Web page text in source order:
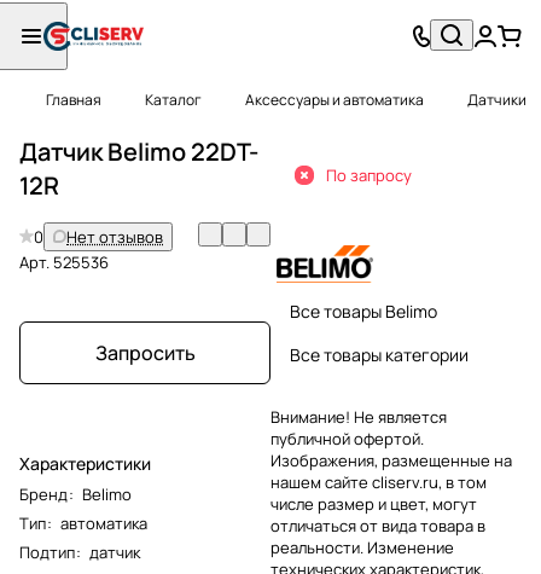
Главная Каталог Аксессуары и автоматика Датчики
Датчик Belimo 22DT-
12R
0
Нет отзывов
Арт. 525536
Запросить
Характеристики
Бренд: Belimo
Тип: автоматика
Подтип: датчик
По запросу
Все товары Belimo
Все товары категории
Внимание! Не является
публичной офертой.
Изображения, размещенные на
нашем сайте cliserv.ru, в том
числе размер и цвет, могут
отличаться от вида товара в
реальности. Изменение
технических характеристик,